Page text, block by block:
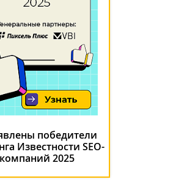
победители
Известности SEO-
компаний 2025